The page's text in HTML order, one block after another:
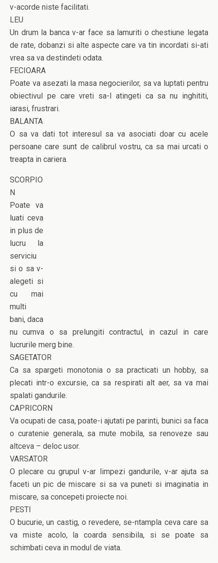
v-acorde niste facilitati.
LEU
Un drum la banca v-ar face sa lamuriti o chestiune legata
de rate, dobanzi si alte aspecte care va tin incordati si-ati
vrea sa va destindeti odata.
FECIOARA
Poate va asezati la masa negocierilor, sa va luptati pentru
obiectivul pe care vreti sa-l atingeti ca sa nu inghititi,
iarasi, frustrari.
BALANTA
O sa va dati tot interesul sa va asociati doar cu acele
persoane care sunt de calibrul vostru, ca sa mai urcati o
treapta in cariera.
SCORPIO
N
Poate va
luati ceva
in plus de
lucru la
serviciu
si o sa v-
alegeti si
cu mai
multi
bani, daca
nu cumva o sa prelungiti contractul, in cazul in care
lucrurile merg bine.
SAGETATOR
Ca sa spargeti monotonia o sa practicati un hobby, sa
plecati intr-o excursie, ca sa respirati alt aer, sa va mai
spalati gandurile.
CAPRICORN
Va ocupati de casa, poate-i ajutati pe parinti, bunici sa faca
o curatenie generala, sa mute mobila, sa renoveze sau
altceva – deloc usor.
VARSATOR
O plecare cu grupul v-ar limpezi gandurile, v-ar ajuta sa
faceti un pic de miscare si sa va puneti si imaginatia in
miscare, sa concepeti proiecte noi.
PESTI
O bucurie, un castig, o revedere, se-ntampla ceva care sa
va miste acolo, la coarda sensibila, si se poate sa
schimbati ceva in modul de viata.